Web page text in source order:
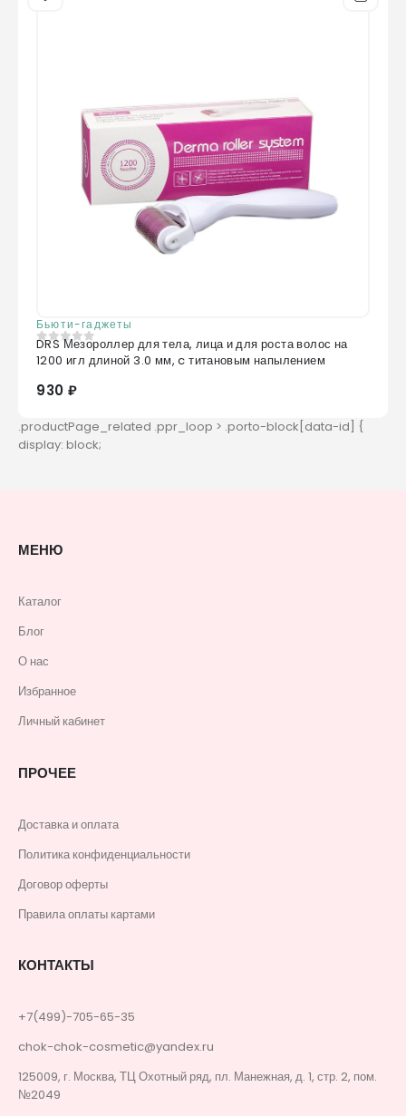
Бьюти-гаджеты
0 из 5
DRS Мезороллер для тела, лица и для роста волос на
1200 игл длиной 3.0 мм, c титановым напылением
930 ₽
МЕНЮ
Каталог
Блог
О нас
Избранное
Личный кабинет
ПРОЧЕЕ
Доставка и оплата
Политика конфиденциальности
Договор оферты
Правила оплаты картами
КОНТАКТЫ
+7(499)-705-65-35
chok-chok-cosmetic@yandex.ru
125009, г. Москва, ТЦ Охотный ряд, пл. Манежная, д. 1, стр. 2, пом.
№2049